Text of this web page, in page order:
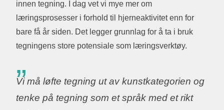
innen tegning. I dag vet vi mye mer om
læringsprosesser i forhold til hjerneaktivitet enn for
bare få år siden. Det legger grunnlag for å ta i bruk
tegningens store potensiale som læringsverktøy.
Vi må løfte tegning ut av kunstkategorien og
tenke på tegning som et språk med et rikt